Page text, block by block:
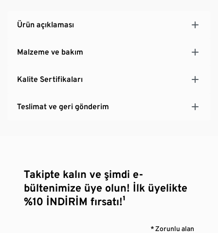
Ürün açıklaması
Malzeme ve bakım
Kalite Sertifikaları
Teslimat ve geri gönderim
Takipte kalın ve şimdi e-
bültenimize üye olun! İlk üyelikte
%10 İNDİRİM fırsatı!¹
* Zorunlu alan